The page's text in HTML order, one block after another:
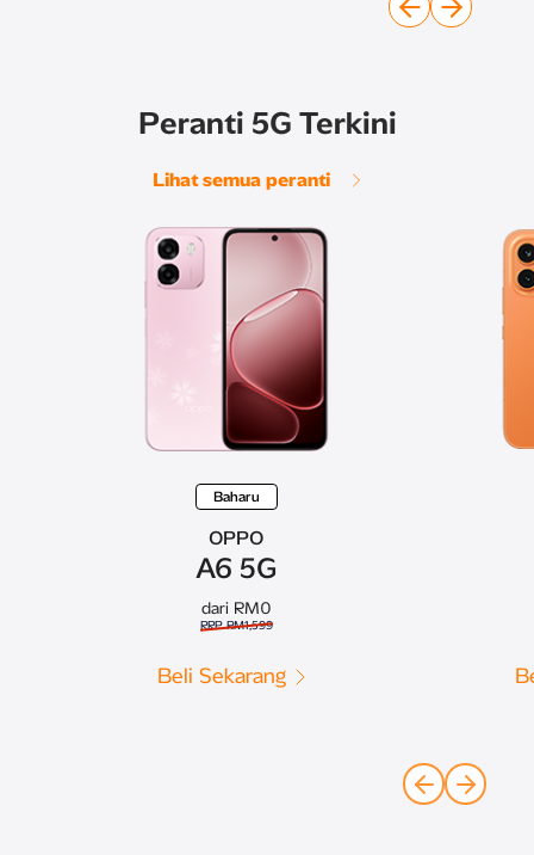
Peranti 5G Terkini
Lihat semua peranti
Baharu
OPPO
A6 5G
dari RM0
RRP RM1,599
Beli Sekarang